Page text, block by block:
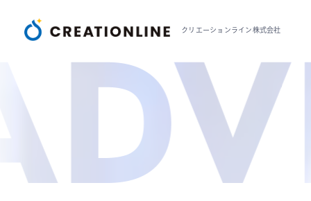
クリエーションライン株式会社